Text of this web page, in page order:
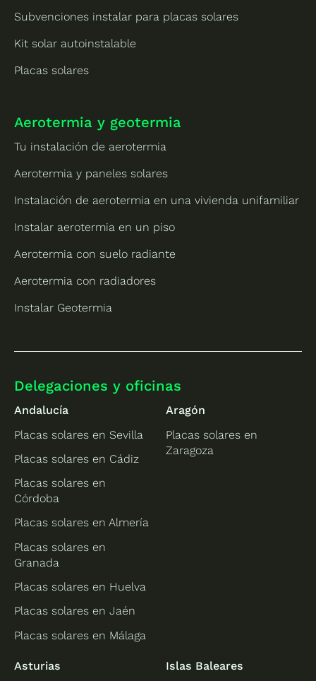
Subvenciones instalar para placas solares
Kit solar autoinstalable
Placas solares
Aerotermia y geotermia
Tu instalación de aerotermia
Aerotermia y paneles solares
Instalación de aerotermia en una vivienda unifamiliar
Instalar aerotermia en un piso
Aerotermia con suelo radiante
Aerotermia con radiadores
Instalar Geotermia
Delegaciones y oficinas
Andalucía
Placas solares en Sevilla
Placas solares en Cádiz
Placas solares en
Córdoba
Placas solares en Almería
Placas solares en
Granada
Placas solares en Huelva
Placas solares en Jaén
Placas solares en Málaga
Aragón
Placas solares en
Zaragoza
Asturias
Islas Baleares